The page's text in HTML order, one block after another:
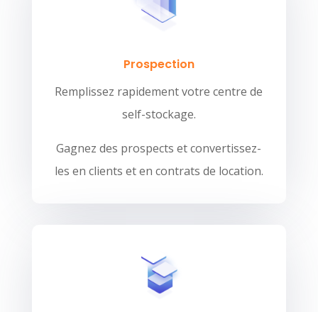
Prospection
Remplissez rapidement votre centre de
self-stockage.
Gagnez des prospects et convertissez-
les en clients et en contrats de location.